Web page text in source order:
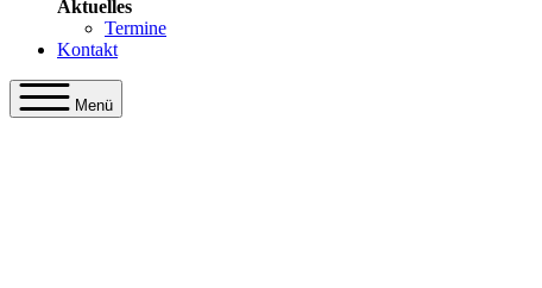
Aktuelles
Termine
Kontakt
Menü